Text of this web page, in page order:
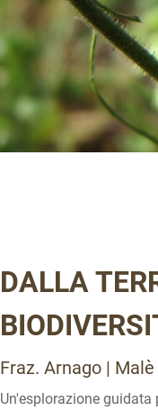
DALLA
Fraz. Arnago | Malè
Un'esplorazione